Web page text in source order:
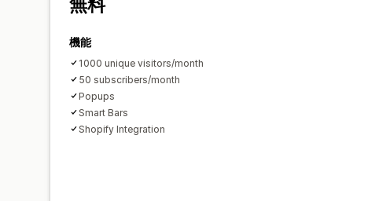
無料
機能
1000 unique visitors/month
50 subscribers/month
Popups
Smart Bars
Shopify Integration